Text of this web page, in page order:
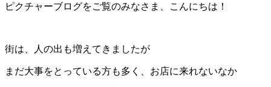
ピクチャーブログをご覧のみなさま、こんにちは！
街は、人の出も増えてきましたが
まだ大事をとっている方も多く、お店に来れないなか